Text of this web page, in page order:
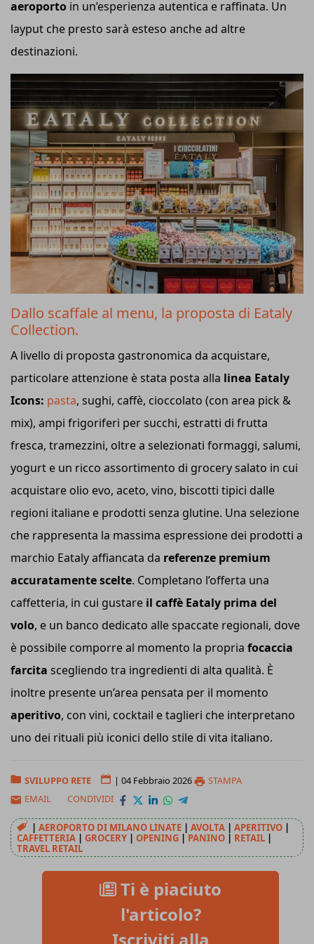
aeroporto in un’esperienza autentica e raffinata. Un
layput che presto sarà esteso anche ad altre
destinazioni.
Dallo scaffale al menu, la proposta di Eataly
Collection.
A livello di proposta gastronomica da acquistare,
particolare attenzione è stata posta alla linea Eataly
Icons: pasta, sughi, caffè, cioccolato (con area pick &
mix), ampi frigoriferi per succhi, estratti di frutta
fresca, tramezzini, oltre a selezionati formaggi, salumi,
yogurt e un ricco assortimento di grocery salato in cui
acquistare olio evo, aceto, vino, biscotti tipici dalle
regioni italiane e prodotti senza glutine. Una selezione
che rappresenta la massima espressione dei prodotti a
marchio Eataly affiancata da referenze premium
accuratamente scelte. Completano l’offerta una
caffetteria, in cui gustare il caffè Eataly prima del
volo, e un banco dedicato alle spaccate regionali, dove
è possibile comporre al momento la propria focaccia
farcita scegliendo tra ingredienti di alta qualità. È
inoltre presente un’area pensata per il momento
aperitivo, con vini, cocktail e taglieri che interpretano
uno dei rituali più iconici dello stile di vita italiano.
SVILUPPO RETE | 04 Febbraio 2026
STAMPA
EMAIL
CONDIVIDI
AEROPORTO DI MILANO LINATE AVOLTA APERITIVO
CAFFETTERIA
GROCERY OPENING PANINO RETAIL
TRAVEL RETAIL
Ti è piaciuto
l'articolo?